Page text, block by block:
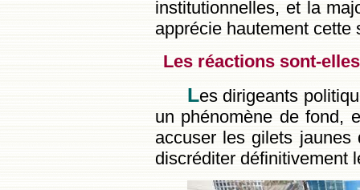
institutionnelles, et la
apprécie hautement cette
Les réactions sont-
Les dirigeants
un phénomène de fond,
accuser les gilets
discréditer définitivement